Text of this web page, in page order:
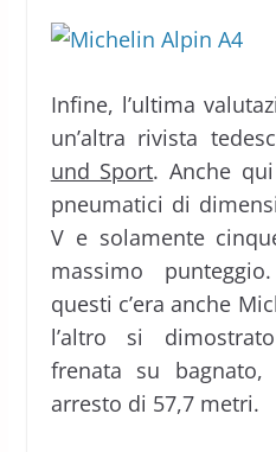
Infine, l’ultima
un’altra rivista
und Sport. Anche
pneumatici di
V e solamente
massimo
questi c’era anche
l’altro si
frenata su
arresto di 57,7 metri.